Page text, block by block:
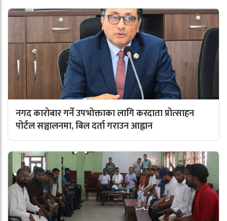
नगद कारोबार गर्ने उपभोक्ताका लागि करदाता प्रोत्साहन
पोर्टल सञ्चालनमा, बिल दर्ता गराउन आह्वान